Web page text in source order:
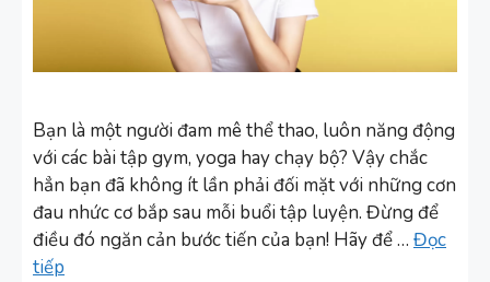
Bạn là một người đam mê thể thao, luôn năng động
với các bài tập gym, yoga hay chạy bộ? Vậy chắc
hẳn bạn đã không ít lần phải đối mặt với những cơn
đau nhức cơ bắp sau mỗi buổi tập luyện. Đừng để
điều đó ngăn cản bước tiến của bạn! Hãy để … Đọc
tiếp